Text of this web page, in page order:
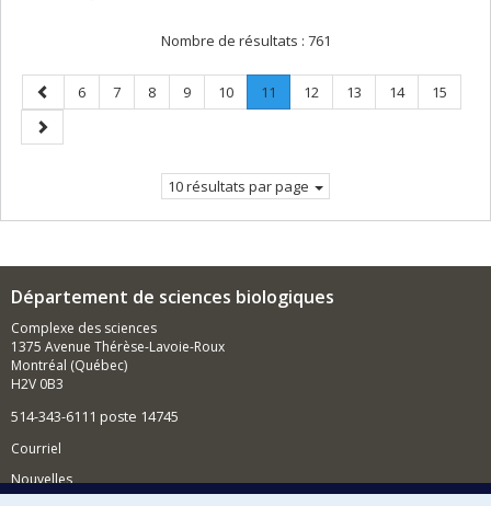
Nombre de résultats : 761
Page
précédente
Page
6 Page
7 Page
8 Page
9 Page
10 Page
11
Page
Page
12 Page
13 Page
14 Page
15
Page
suivante
10 résultats par page
Département de sciences biologiques
Complexe des sciences
1375 Avenue Thérèse-Lavoie-Roux
Montréal (Québec)
H2V 0B3
514-343-6111 poste 14745
Courriel
Nouvelles